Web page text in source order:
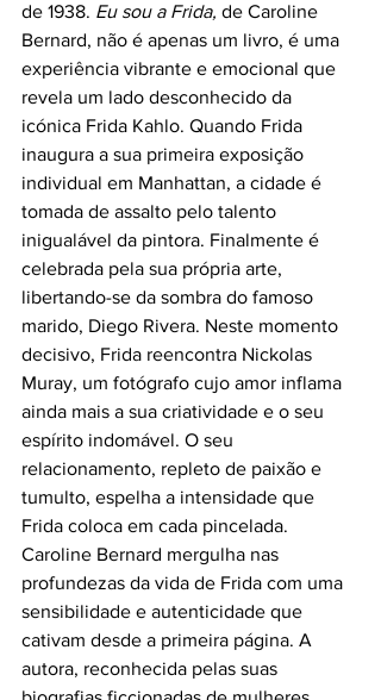
de 1938. Eu sou a Frida, de Caroline
Bernard, não é apenas um livro, é uma
experiência vibrante e emocional que
revela um lado desconhecido da
icónica Frida Kahlo. Quando Frida
inaugura a sua primeira exposição
individual em Manhattan, a cidade é
tomada de assalto pelo talento
inigualável da pintora. Finalmente é
celebrada pela sua própria arte,
libertando-se da sombra do famoso
marido, Diego Rivera. Neste momento
decisivo, Frida reencontra Nickolas
Muray, um fotógrafo cujo amor inflama
ainda mais a sua criatividade e o seu
espírito indomável. O seu
relacionamento, repleto de paixão e
tumulto, espelha a intensidade que
Frida coloca em cada pincelada.
Caroline Bernard mergulha nas
profundezas da vida de Frida com uma
sensibilidade e autenticidade que
cativam desde a primeira página. A
autora, reconhecida pelas suas